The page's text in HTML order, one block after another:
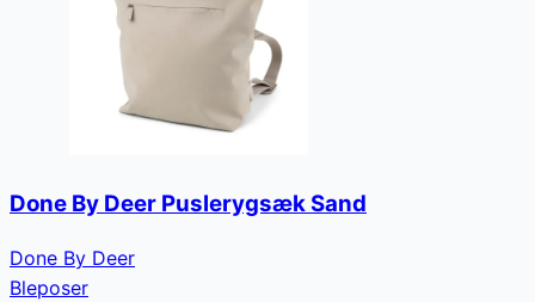
Done By Deer Puslerygsæk Sand
Done By Deer
Bleposer